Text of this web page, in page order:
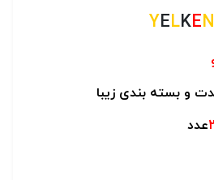
YELKEN
و بسته بندی زیبا
عدد